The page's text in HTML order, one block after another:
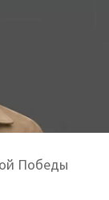
Победы